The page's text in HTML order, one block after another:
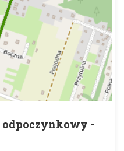
odpoczynkowy -
szlak rowerowy